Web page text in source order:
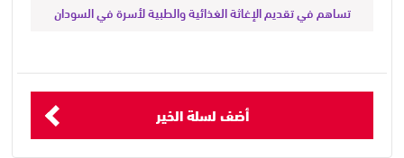
تساهم في تقديم الإغاثة الغذائية والطبية لأسرة في السودان
أضف لسلة الخير